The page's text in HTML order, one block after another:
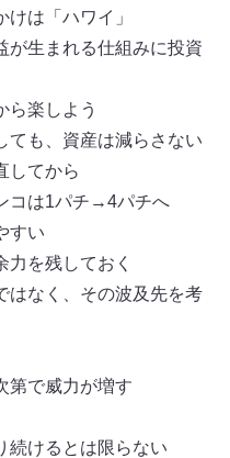
は「ハワイ」
生まれる仕組みに投資
楽しよう
も、資産は減らさない
してから
は1パチ→4パチへ
すい
を残しておく
なく、その波及先を考
で威力が増す
けるとは限らない